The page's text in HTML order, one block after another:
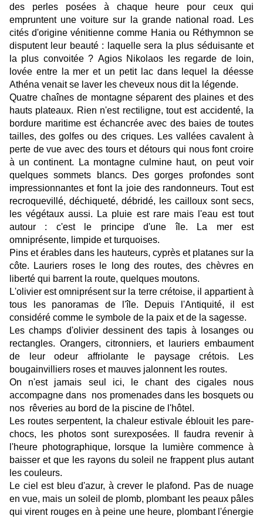
des perles posées à chaque heure pour ceux qui
empruntent une voiture sur la grande national road. Les
cités d'origine vénitienne comme Hania ou Réthymnon se
disputent leur beauté : laquelle sera la plus séduisante et
la plus convoitée ? Agios Nikolaos les regarde de loin,
lovée entre la mer et un petit lac dans lequel la déesse
Athéna venait se laver les cheveux nous dit la légende.
Quatre chaînes de montagne séparent des plaines et des
hauts plateaux. Rien n'est rectiligne, tout est accidenté, la
bordure maritime est échancrée avec des baies de toutes
tailles, des golfes ou des criques. Les vallées cavalent à
perte de vue avec des tours et détours qui nous font croire
à un continent. La montagne culmine haut, on peut voir
quelques sommets blancs. Des gorges profondes sont
impressionnantes et font la joie des randonneurs. Tout est
recroquevillé, déchiqueté, débridé, les cailloux sont secs,
les végétaux aussi. La pluie est rare mais l'eau est tout
autour : c'est le principe d'une île. La mer est
omniprésente, limpide et turquoises.
Pins et érables dans les hauteurs, cyprès et platanes sur la
côte. Lauriers roses le long des routes, des chèvres en
liberté qui barrent la route, quelques moutons.
L'olivier est omniprésent sur la terre crétoise, il appartient à
tous les panoramas de l'île. Depuis l'Antiquité, il est
considéré comme le symbole de la paix et de la sagesse.
Les champs d'olivier dessinent des tapis à losanges ou
rectangles. Orangers, citronniers, et lauriers embaument
de leur odeur affriolante le paysage crétois. Les
bougainvilliers roses et mauves jalonnent les routes.
On n'est jamais seul ici, le chant des cigales nous
accompagne dans nos promenades dans les bosquets ou
nos rêveries au bord de la piscine de l'hôtel.
Les routes serpentent, la chaleur estivale éblouit les pare-
chocs, les photos sont surexposées. Il faudra revenir à
l'heure photographique, lorsque la lumière commence à
baisser et que les rayons du soleil ne frappent plus autant
les couleurs.
Le ciel est bleu d'azur, à crever le plafond. Pas de nuage
en vue, mais un soleil de plomb, plombant les peaux pâles
qui virent rouges en à peine une heure, plombant l'énergie